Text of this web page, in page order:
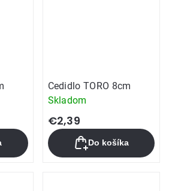
Cedidlo TORO 8cm
Skladom
€2,39
Do košíka